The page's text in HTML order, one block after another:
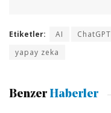
Etiketler: AI ChatGPT
yapay zeka
Benzer Haberler